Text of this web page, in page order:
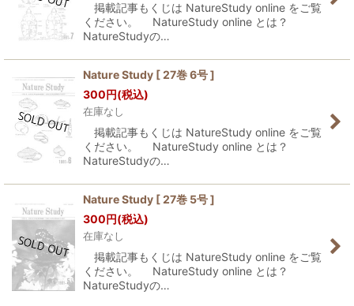
掲載記事もくじは NatureStudy online をご覧
ください。 NatureStudy online とは？
NatureStudyの…
Nature Study [ 27巻 6号 ]
300円(税込)
在庫なし
掲載記事もくじは NatureStudy online をご覧
ください。 NatureStudy online とは？
NatureStudyの…
Nature Study [ 27巻 5号 ]
300円(税込)
在庫なし
掲載記事もくじは NatureStudy online をご覧
ください。 NatureStudy online とは？
NatureStudyの…